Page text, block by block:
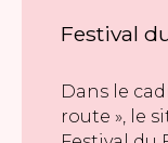
Festival
Dans le
route », le